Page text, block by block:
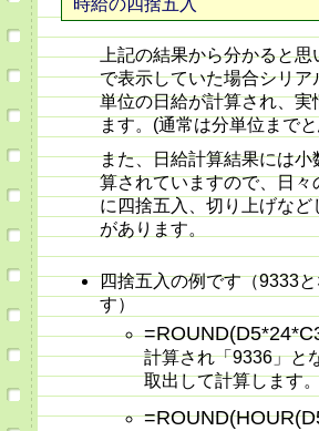
時給の四捨五入
上記の結果から分かると思
で表示していた場合シリア
単位の日給が計算され、実
ます。(通常は分単位まで
また、日給計算結果には小
算されていますので、日々
に四捨五入、切り上げな
があります。
四捨五入の例です（9333
す）
計算され「9336」と
取出して計算します